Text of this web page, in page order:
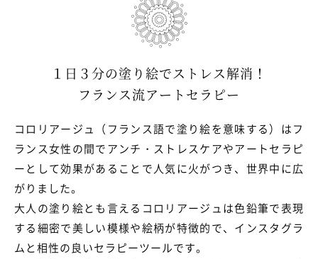
１日３分の塗り絵でストレス解消！
フランス流アートセラピー
コロリアージュ（フランス語で塗り絵を意味する）はフ
ランス女性の間でアンチ・ストレスケアやアートセラピ
ーとして効果があることで人気に火がつき、世界中に広
がりました。
大人の塗り絵とも言えるコロリアージュは色鉛筆で表現
する細密で美しい模様や絵柄が特徴的で、 インスタグラ
ムと相性の良いセラピーツールです。